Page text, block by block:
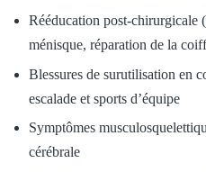
Rééducation post-chirurgicale
ménisque, réparation de la
Blessures de surutilisation en
escalade et sports d’équipe
Symptômes
cérébrale